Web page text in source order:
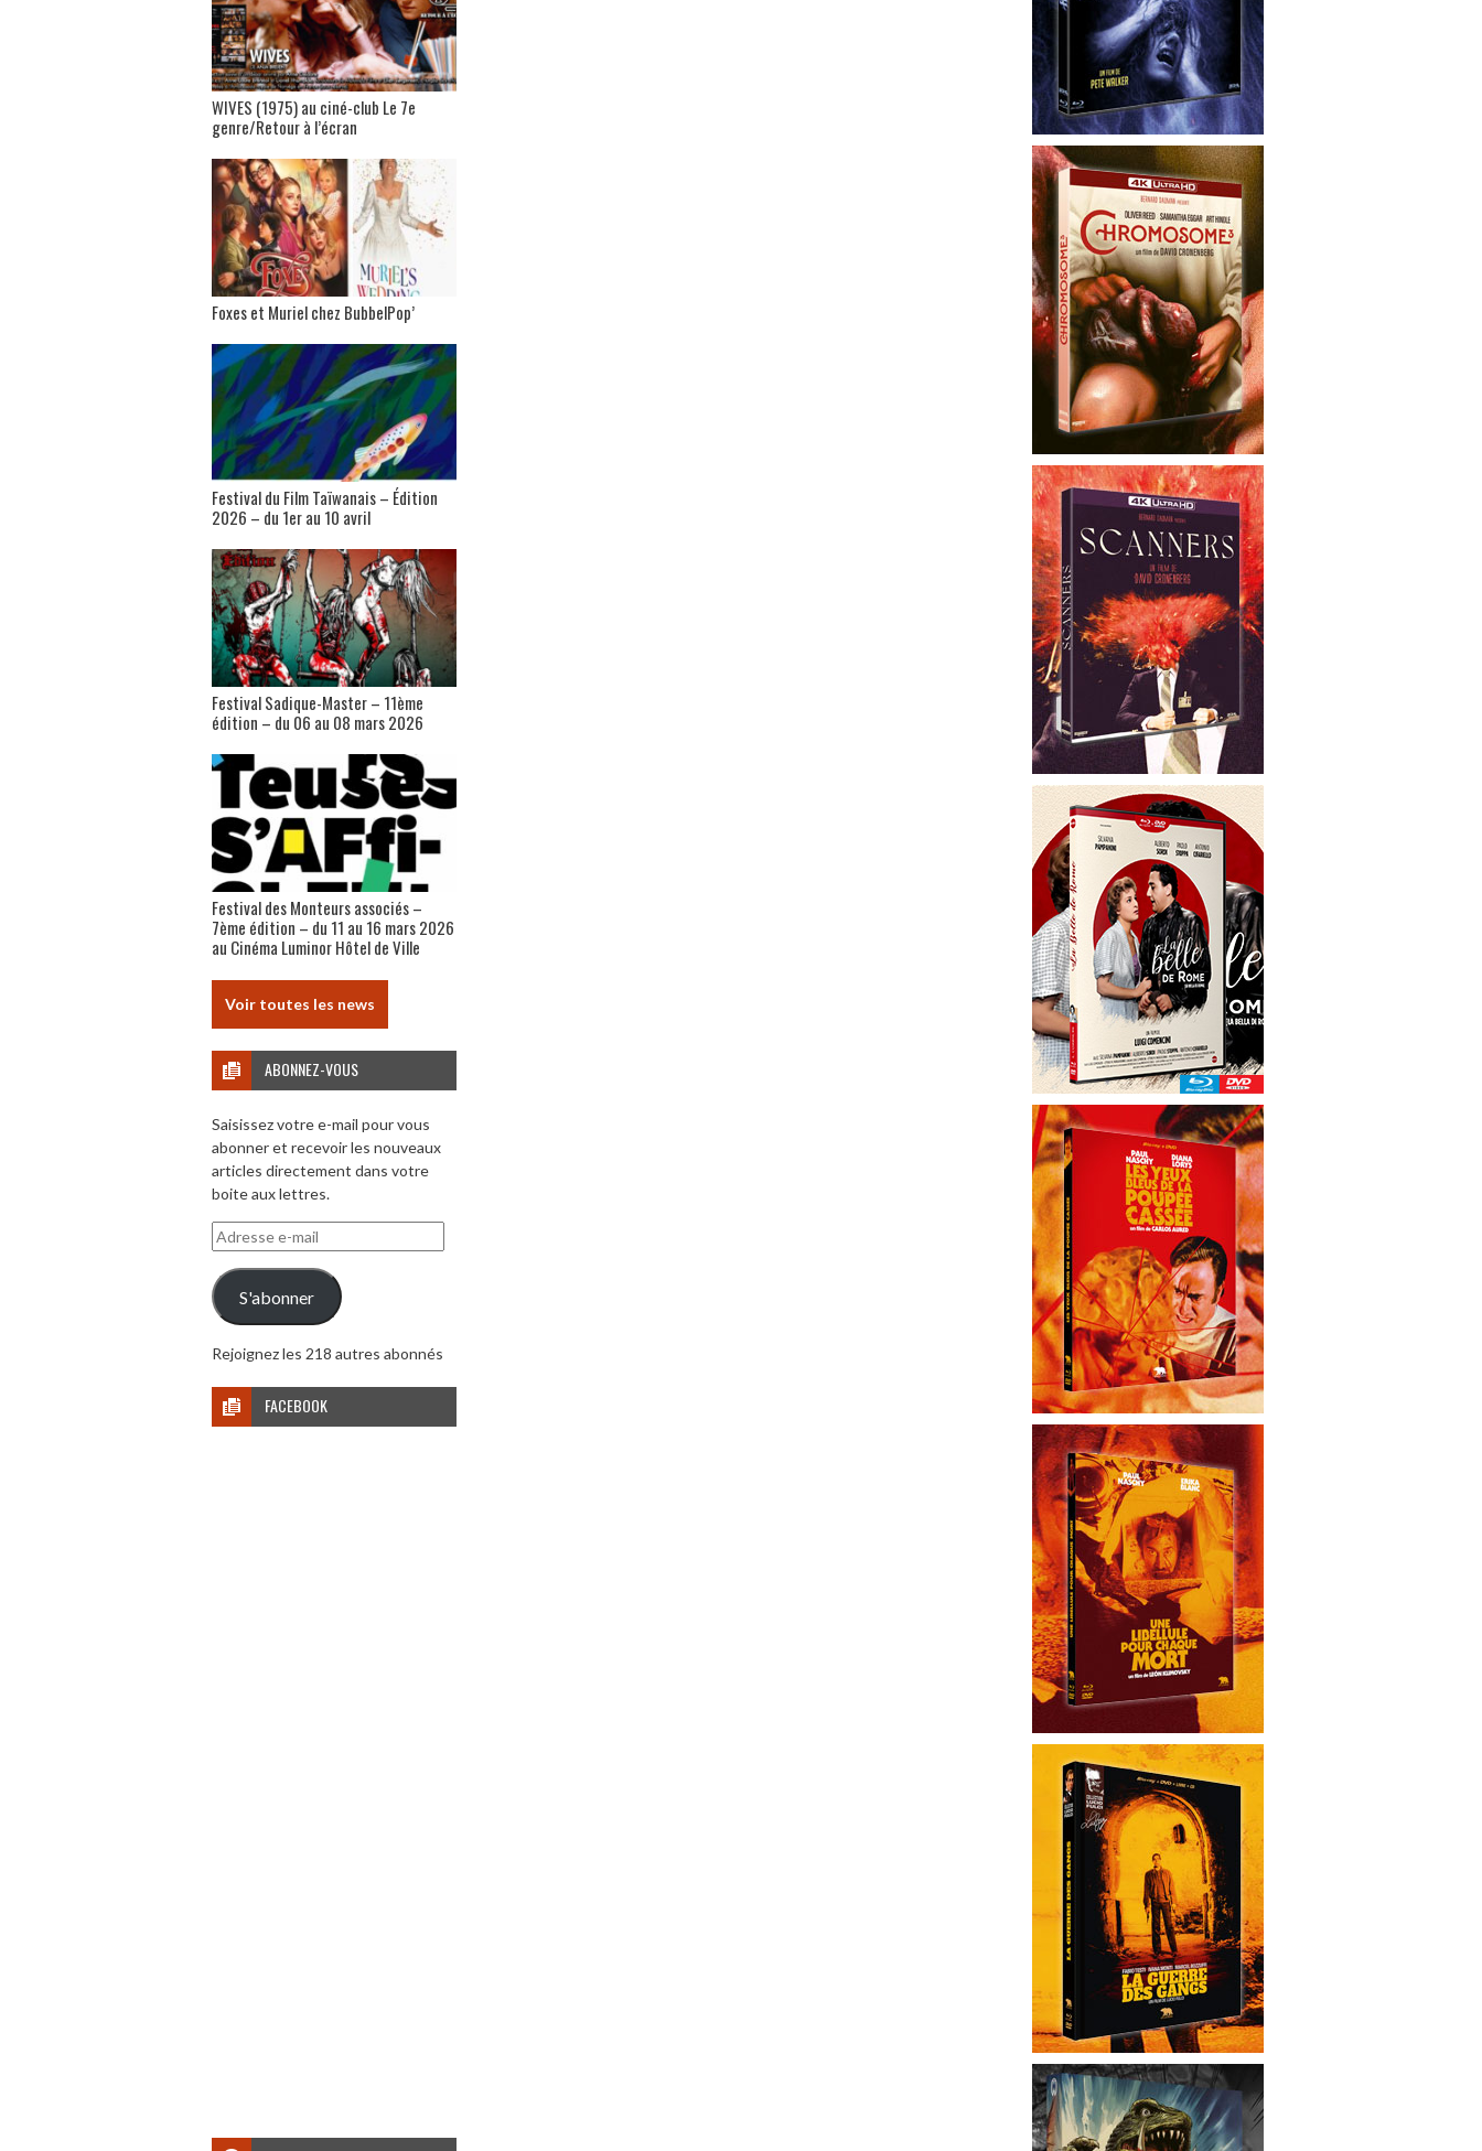
WIVES (1975) au ciné-club Le 7e
genre/Retour à l’écran
Foxes et Muriel chez BubbelPop’
Festival du Film Taïwanais – Édition
2026 – du 1er au 10 avril
Festival Sadique-Master – 11ème
édition – du 06 au 08 mars 2026
Festival des Monteurs associés –
7ème édition – du 11 au 16 mars 2026
au Cinéma Luminor Hôtel de Ville
Voir toutes les news
ABONNEZ-VOUS
Saisissez votre e-mail pour vous
abonner et recevoir les nouveaux
articles directement dans votre
boite aux lettres.
Adresse
e-
mail
S'abonner
Rejoignez les 218 autres abonnés
FACEBOOK